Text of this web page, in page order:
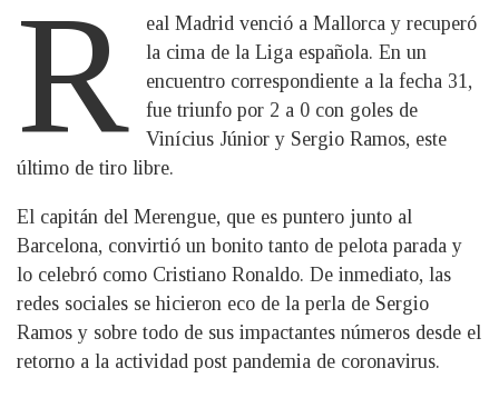
R
eal Madrid venció a Mallorca y recuperó
la cima de la Liga española. En un
encuentro correspondiente a la fecha 31,
fue triunfo por 2 a 0 con goles de
Vinícius Júnior y Sergio Ramos, este
último de tiro libre.
El capitán del Merengue, que es puntero junto al
Barcelona, convirtió un bonito tanto de pelota parada y
lo celebró como Cristiano Ronaldo. De inmediato, las
redes sociales se hicieron eco de la perla de Sergio
Ramos y sobre todo de sus impactantes números desde el
retorno a la actividad post pandemia de coronavirus.